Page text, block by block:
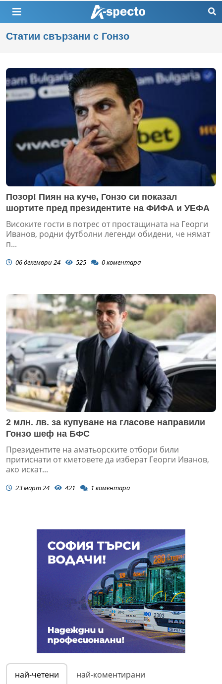
Статии свързани с Гонзо
Позор! Пиян на куче, Гонзо си показал
шортите пред президентите на ФИФА и УЕФА
Високите гости в потрес от простащината на Георги
Иванов, родни футболни легенди обидени, че нямат
п...
06 декември 24 525 0коментара
2 млн. лв. за купуване на гласове направили
Гонзо шеф на БФС
Президентите на аматьорските отбори били
притиснати от кметовете да изберат Георги Иванов,
ако искат...
23 март 24 421 1 коментара
най-четени най-коментирани